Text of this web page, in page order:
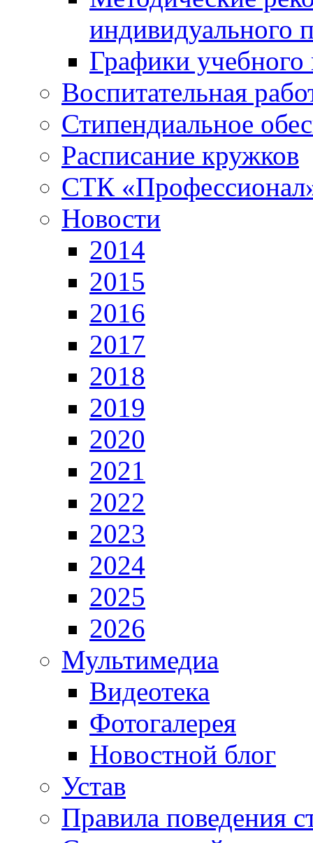
индивидуального
Графики учебного
Воспитательная
Стипендиальное
Расписание кружков
СТК
Новости
2014
2015
2016
2017
2018
2019
2020
2021
2022
2023
2024
2025
2026
Мультимедиа
Видеотека
Фотогалерея
Новостной блог
Устав
Правила поведения